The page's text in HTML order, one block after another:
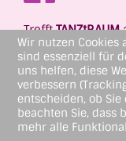
TrefftTANZtRAUM
tänzerischen
Wir nutzen Cookies
sind essenziell für
uns helfen, diese
verbessern
entscheiden, ob
beachten Sie, dass
mehr alle